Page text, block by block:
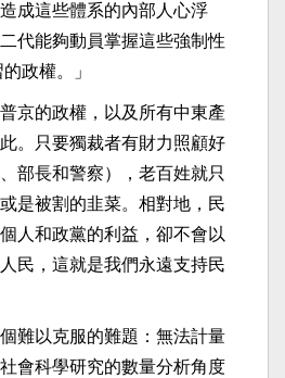
成這些體系的內部人心浮
代能夠動員掌握這些強制性
政權。」
京的政權，以及所有中東產
。只要獨裁者有財力照顧好
部長和警察），老百姓就只
是被割的韭菜。相對地，民
人和政黨的利益，卻不會以
民，這就是我們永遠支持民
難以克服的難題：無法計量
會科學研究的數量分析角度